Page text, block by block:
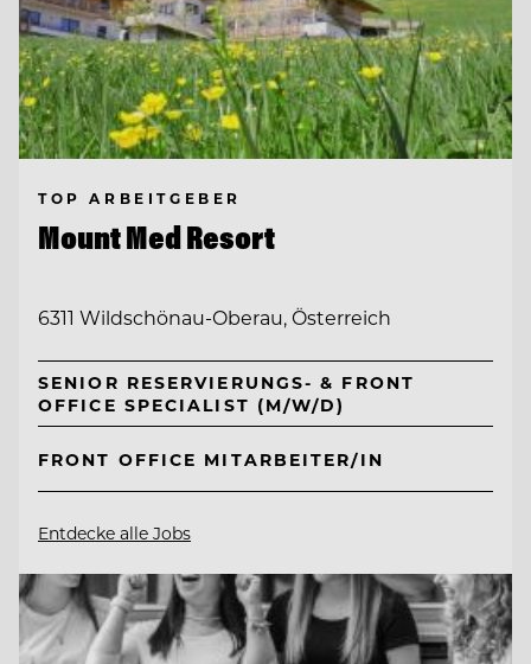
TOP ARBEITGEBER
Mount Med Resort
6311 Wildschönau-Oberau, Österreich
SENIOR RESERVIERUNGS- & FRONT
OFFICE SPECIALIST (M/W/D)
FRONT OFFICE MITARBEITER/IN
Entdecke alle Jobs